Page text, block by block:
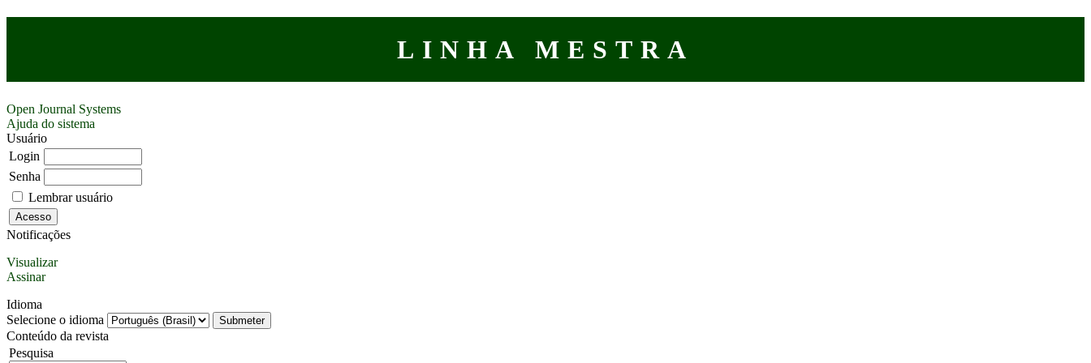
LINHA MESTRA
Open Journal Systems
Ajuda do sistema
Usuário
Login
Senha
Lembrar usuário
Notificações
Visualizar
Assinar
Idioma
Selecione o idioma
Conteúdo da revista
Pesquisa